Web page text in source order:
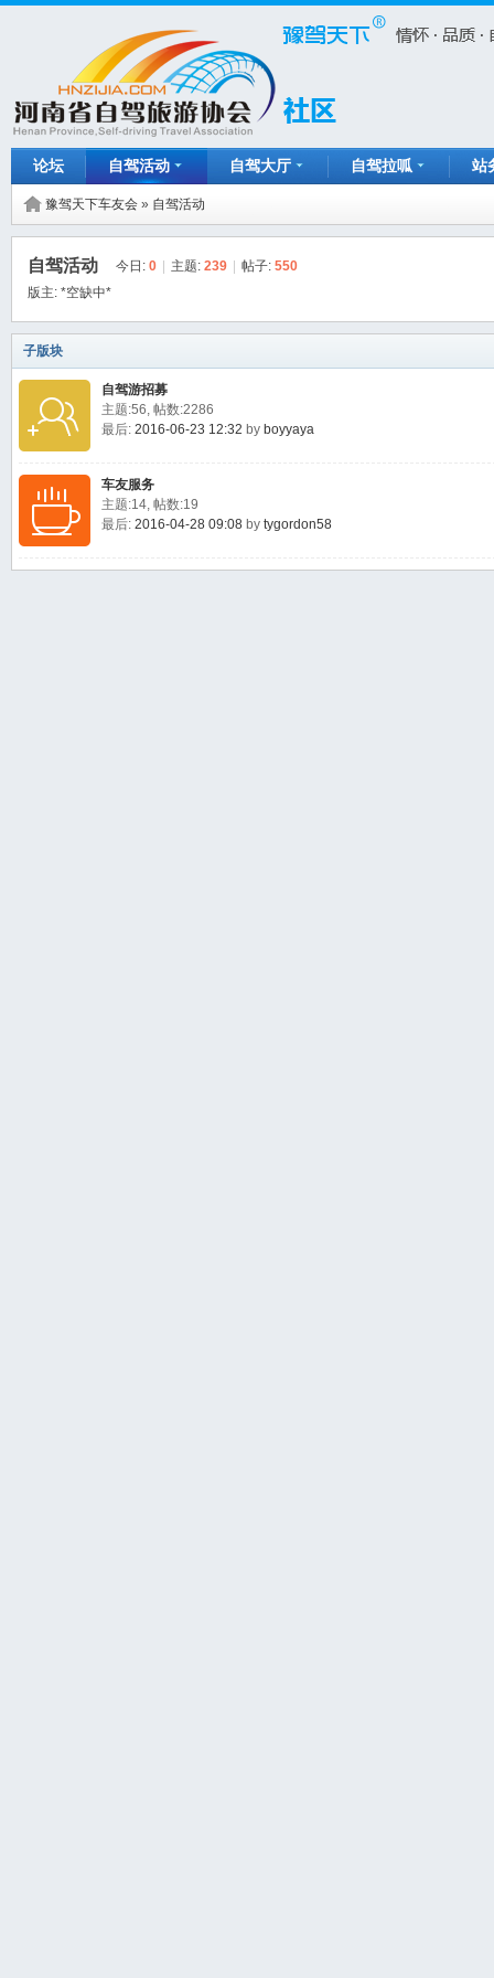
论坛 自驾活动 自驾大厅 自驾拉呱 站
豫驾天下车友会 » 自驾活动
自驾活动 今日: 0 主题: 239 帖子: 550
版主: *空缺中*
子版块
自驾游招募
主题:56, 帖数:2286
最后: 2016-06-23 12:32 by boyyaya
车友服务
主题:14, 帖数:19
最后: 2016-04-28 09:08 by tygordon58